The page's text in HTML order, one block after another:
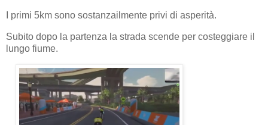
I primi 5km sono sostanzailmente privi di asperità.
Subito dopo la partenza la strada scende per costeggiare il
lungo fiume.